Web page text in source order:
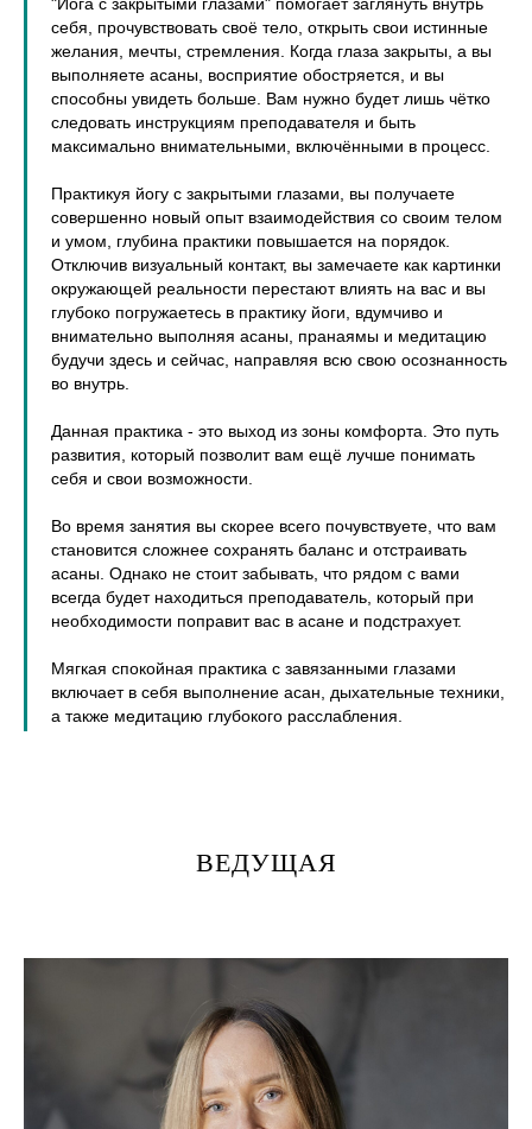
себя, прочувствовать своё тело, открыть свои истинные
желания, мечты, стремления.
Когда глаза закрыты, а вы
выполняете асаны, восприятие обостряется, и вы
способны увидеть больше. Вам нужно будет лишь чётко
следовать инструкциям преподавателя и быть
максимально внимательными, включёнными в процесс.
Практикуя йогу с закрытыми глазами, вы получаете
совершенно новый опыт взаимодействия со своим телом
и умом, глубина практики повышается на порядок.
Отключив визуальный контакт, вы замечаете как картинки
окружающей реальности перестают влиять на вас и вы
глубоко погружаетесь в практику йоги, вдумчиво и
внимательно выполняя асаны, пранаямы и медитацию
будучи здесь и сейчас, направляя всю свою осознанность
во внутрь.
Данная практика - это выход из зоны комфорта. Это путь
развития, который позволит вам ещё лучше понимать
себя и свои возможности.
Во время занятия вы скорее всего почувствуете, что вам
становится сложнее сохранять баланс и отстраивать
асаны. Однако не стоит забывать, что рядом с вами
всегда будет находиться преподаватель, который при
необходимости поправит вас в асане и подстрахует.
Мягкая спокойная практика с завязанными глазами
включает в себя выполнение асан, дыхательные техники,
а также медитацию глубокого расслабления.
ВЕДУЩАЯ